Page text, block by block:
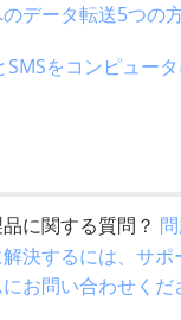
データ転送5つの
SMSをコンピュー
に関する質問？
解決するには、サポ
にお問い合わせくだ